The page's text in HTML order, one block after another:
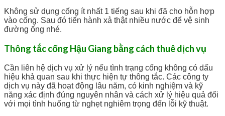
Không sử dụng cống ít nhất 1 tiếng sau khi đã cho hỗn hợp
vào cống. Sau đó tiến hành xả thật nhiều nước để vệ sinh
đường ống nhé.
Thông tắc cống Hậu Giang bằng cách thuê dịch vụ
Cần liên hệ dịch vụ xử lý nếu tình trạng cống không có dấu
hiệu khả quan sau khi thực hiện tự thông tắc. Các công ty
dịch vụ này đã hoạt động lâu năm, có kinh nghiệm và kỹ
năng xác định đúng nguyên nhân và cách xử lý hiệu quả đối
với mọi tình huống từ nghẹt nghiêm trọng đến lỗi kỹ thuật.